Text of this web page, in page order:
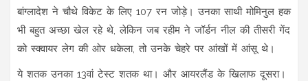
बांग्लादेश ने चौथे विकेट के लिए 107 रन जोड़े। उनका साथी मोमिनुल हक
भी बहुत अच्छा खेल रहे थे, लेकिन जब रहीम ने जॉर्डन नील की तीसरी गेंद
को स्क्वायर लेग की ओर धकेला, तो उनके चेहरे पर आंखों में आंसू थे।
ये शतक उनका 13वां टेस्ट शतक था। और आयरलैंड के खिलाफ दूसरा।